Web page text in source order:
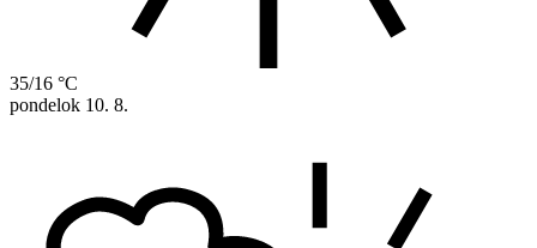
35/16 °C
pondelok 10. 8.